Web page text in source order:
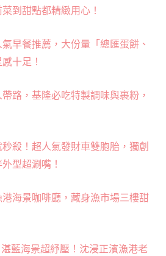
到甜點都精緻用心！
早餐推薦，大份量「總匯蛋餅、
十足！
路，基隆必吃特製調味與裹粉，
殺！超人氣發財車雙胞胎，獨創
型超涮嘴！
海景咖啡廳，藏身漁市場三樓甜
藍海景超紓壓！沈浸正濱漁港老